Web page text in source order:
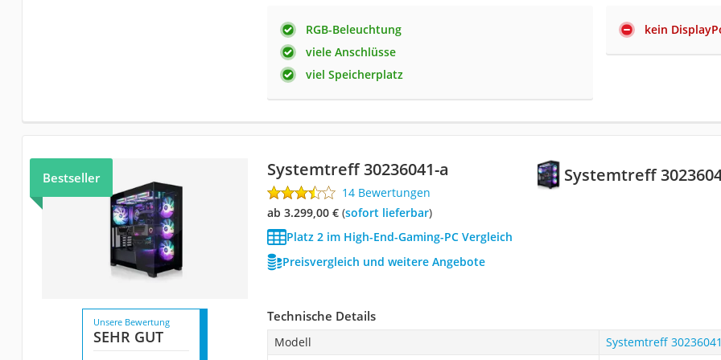
RGB-Beleuchtung
viele Anschlüsse
viel Speicherplatz
kein
Systemtreff
Bestseller Systemtreff 30236041-a
14 Bewertungen
ab 3.299,00 €( Sofort lieferbar)
Platz 2 im High-End-Gaming-PC Vergleich
Preisvergleich und weitere Angebote
Unsere Bewertung
SEHR GUT
Technische Details
Modell
Systemtreff